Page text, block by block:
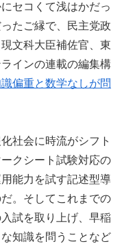
セコくて浅はかだっ
たご縁で、民主党政
文科大臣補佐官、東
インの連載の編集構
識偏重と数学なしが問
社会に時流がシフト
クシート試験対応の
能力を試す記述型導
。そしてこれまでの
試を取り上げ、早稲
知識を問うことなど